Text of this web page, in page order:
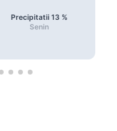
Precipitatii 13 %
Senin